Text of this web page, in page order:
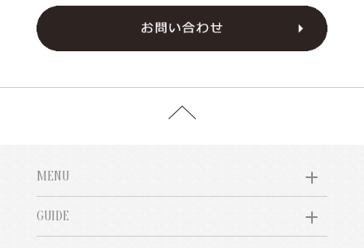
MENU
GUIDE